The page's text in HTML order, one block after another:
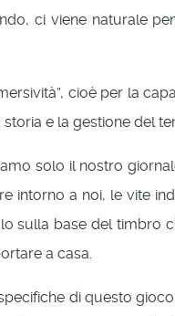
ci viene naturale
cioè per la
e la gestione del
solo il nostro
intorno a noi, le vite
sulla base del
a casa.
di questo